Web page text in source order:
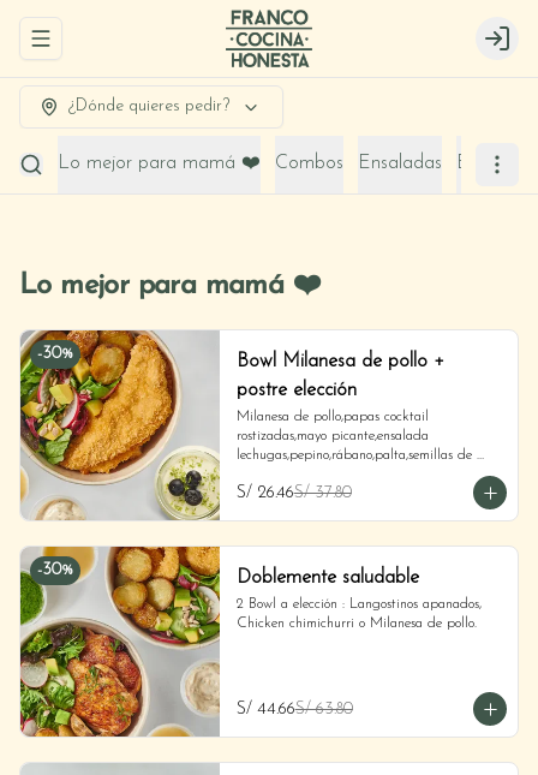
Abrir menu de navegación Login
¿Dónde quieres pedir?
Lo mejor para mamá ❤️ Combos Ensaladas Entradas
Lo mejor para mamá ❤️
-30%
Bowl Milanesa de pollo +
postre elección
Milanesa de pollo,papas cocktail
rostizadas,mayo picante,ensalada
lechugas,pepino,rábano,palta,semillas de
S/ 26.46S/ 37.80
-30% Doblemente saludable
2 Bowl a elección : Langostinos apanados,
Chicken chimichurri o Milanesa de pollo.
S/ 44.66S/ 63.80